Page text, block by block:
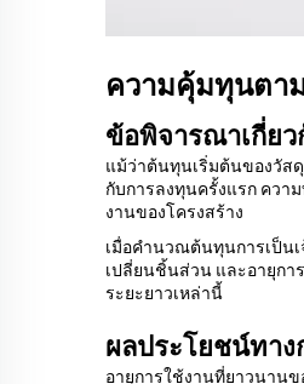
ความคุ้มทุนตาม
ข้อพิจารณาเกี่ย
แม้ว่าต้นทุนเริ่มต้นของวัสดุ
กับการลงทุนครั้งแรก ควา
งานของโครงสร้าง
เมื่อคำนวณต้นทุนการเป็นเ
เปลี่ยนชิ้นส่วน และอายุกา
ระยะยาวเหล่านี้
ผลประโยชน์ทาง
อายุการใช้งานที่ยาวนานข